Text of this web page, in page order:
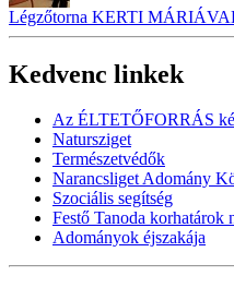
Légzőtorna KERTI
Kedvenc linkek
Az ÉLTETŐFORRÁS
Natursziget
Természetvédők
Narancsliget Adomány
Szociális segítség
Festő Tanoda korhatárok
Adományok éjszakája